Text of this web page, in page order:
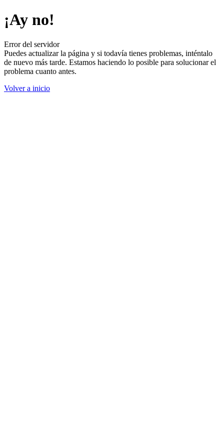
¡Ay no!
Error del servidor
Puedes actualizar la página y si todavía tienes problemas, inténtalo
de nuevo más tarde. Estamos haciendo lo posible para solucionar el
problema cuanto antes.
Volver a inicio